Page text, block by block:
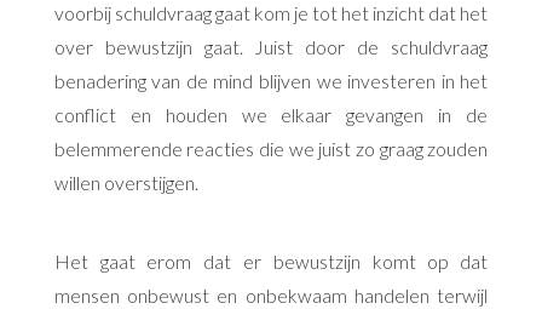
voorbij schuldvraag gaat kom je tot het inzicht dat het
over bewustzijn gaat. Juist door de schuldvraag
benadering van de mind blijven we investeren in het
conflict en houden we elkaar gevangen in de
belemmerende reacties die we juist zo graag zouden
willen overstijgen.
Het gaat erom dat er bewustzijn komt op dat
mensen onbewust en onbekwaam handelen terwijl